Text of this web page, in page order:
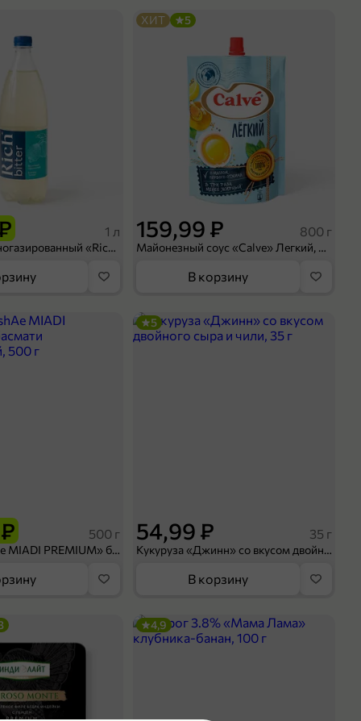
1 л
Напиток сильногазированный «Rich» Биттер Лемон, 1 л
159,99 ₽ 800 г
Майонезный соус «Calve» Легкий, 800 г
ХИТ 5
В корзину
500 г
Рис «TaMashAe MIADI PREMIUM» басмати пропаренный, 500 г
54,99 ₽ 35 г
Кукуруза «Джинн» со вкусом двойного сыра и чили, 35 г
5
В корзину
4,9